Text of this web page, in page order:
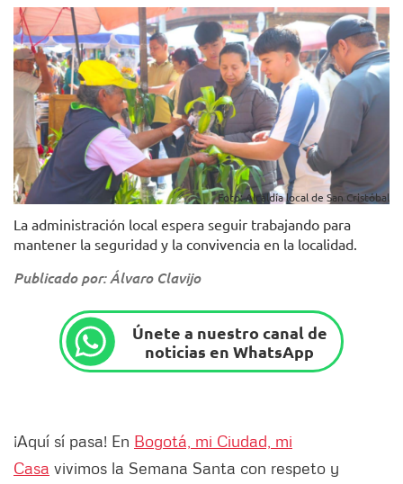
Foto: Alcaldía local de San Cristóbal
La administración local espera seguir trabajando para
mantener la seguridad y la convivencia en la localidad.
Publicado por: Álvaro Clavijo
Únete a nuestro canal de
noticias en WhatsApp
¡Aquí sí pasa! En Bogotá, mi Ciudad, mi
Casa vivimos la Semana Santa con respeto y